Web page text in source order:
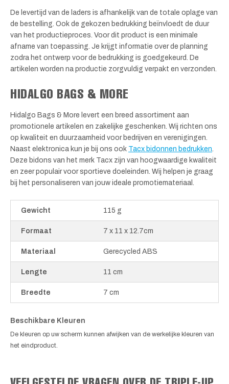
De levertijd van de laders is afhankelijk van de totale oplage van
de bestelling. Ook de gekozen bedrukking beïnvloedt de duur
van het productieproces. Voor dit product is een minimale
afname van toepassing. Je krijgt informatie over de planning
zodra het ontwerp voor de bedrukking is goedgekeurd. De
artikelen worden na productie zorgvuldig verpakt en verzonden.
HIDALGO BAGS & MORE
Hidalgo Bags & More levert een breed assortiment aan
promotionele artikelen en zakelijke geschenken. Wij richten ons
op kwaliteit en duurzaamheid voor bedrijven en verenigingen.
Naast elektronica kun je bij ons ook Tacx bidonnen bedrukken
Deze bidons van het merk Tacx zijn van hoogwaardige kwaliteit
en zeer populair voor sportieve doeleinden. Wij helpen je graag
bij het personaliseren van jouw ideale promotiemateriaal.
Gewicht 115 g
Formaat 7 x 11 x 12.7cm
Materiaal Gerecycled ABS
Lengte 11 cm
Breedte 7 cm
Beschikbare Kleuren
De kleuren op uw scherm kunnen afwijken van de werkelijke kleuren van
het eindproduct.